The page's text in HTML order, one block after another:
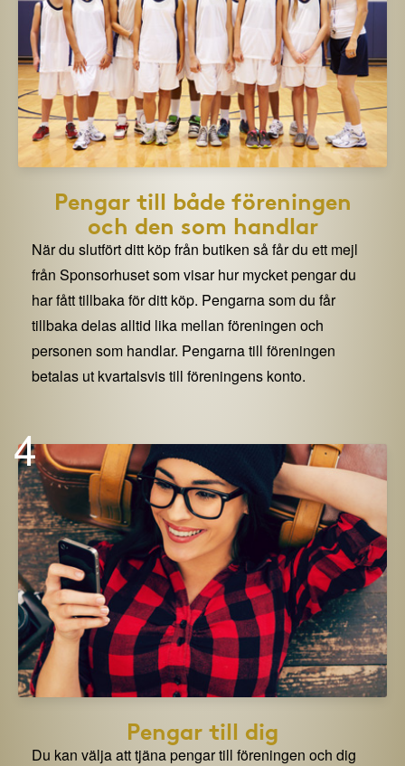
Pengar till både föreningen
och den som handlar
När du slutfört ditt köp från butiken så får du ett mejl
från Sponsorhuset som visar hur mycket pengar du
har fått tillbaka för ditt köp. Pengarna som du får
tillbaka delas alltid lika mellan föreningen och
personen som handlar. Pengarna till föreningen
betalas ut kvartalsvis till föreningens konto.
4
Pengar till dig
Du kan välja att tjäna pengar till föreningen och dig